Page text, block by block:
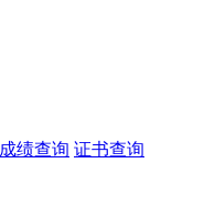
成绩查询 证书查询